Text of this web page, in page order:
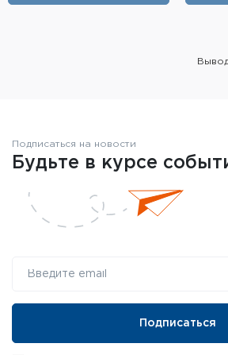
Оружейные шкафы и сейфы
Сигнальные средства
Комплекты
Подписаться на новости
Будьте в курсе